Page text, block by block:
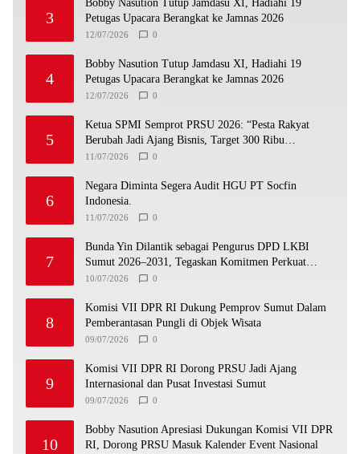
3
Bobby Nasution Tutup Jamdasu XI, Hadiahi 19
Petugas Upacara Berangkat ke Jamnas 2026
12/07/2026 0
4
Bobby Nasution Tutup Jamdasu XI, Hadiahi 19
Petugas Upacara Berangkat ke Jamnas 2026
12/07/2026 0
5
Ketua SPMI Semprot PRSU 2026: “Pesta Rakyat
Berubah Jadi Ajang Bisnis, Target 300 Ribu
Pengunjung Tinggal Slogan”
11/07/2026 0
6
Negara Diminta Segera Audit HGU PT Socfin
Indonesia.
11/07/2026 0
7
Bunda Yin Dilantik sebagai Pengurus DPD LKBI
Sumut 2026–2031, Tegaskan Komitmen Perkuat
Toleransi dan Kerukunan
10/07/2026 0
8
Komisi VII DPR RI Dukung Pemprov Sumut Dalam
Pemberantasan Pungli di Objek Wisata
09/07/2026 0
9
Komisi VII DPR RI Dorong PRSU Jadi Ajang
Internasional dan Pusat Investasi Sumut
09/07/2026 0
10
Bobby Nasution Apresiasi Dukungan Komisi VII DPR
RI, Dorong PRSU Masuk Kalender Event Nasional